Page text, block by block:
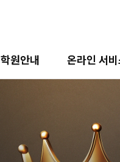
학원안내 온라인 서비